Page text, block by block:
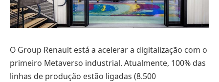
O Group Renault está a acelerar a digitalização com o
primeiro Metaverso industrial. Atualmente, 100% das
linhas de produção estão ligadas (8.500